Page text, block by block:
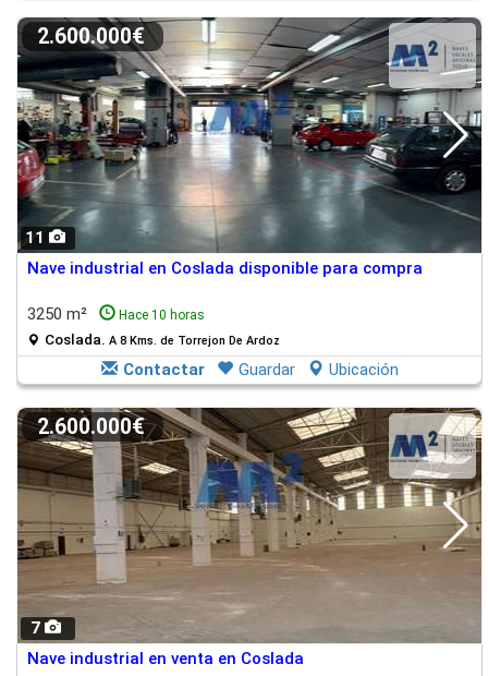
11
2.600.000€
Nave industrial en Coslada disponible para compra
3250 m² Hace 10 horas
Coslada. A 8 Kms. de Torrejon De Ardoz
Contactar Guardar Ubicación
7
2.600.000€
Nave industrial en venta en Coslada